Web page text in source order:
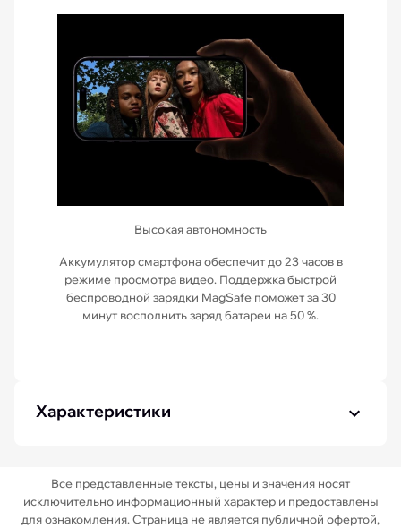
Высокая автономность
Аккумулятор смартфона обеспечит до 23 часов в
режиме просмотра видео. Поддержка быстрой
беспроводной зарядки MagSafe поможет за 30
минут восполнить заряд батареи на 50 %.
Характеристики
Все представленные тексты, цены и значения носят
исключительно информационный характер и предоставлены
для ознакомления. Страница не является публичной офертой,